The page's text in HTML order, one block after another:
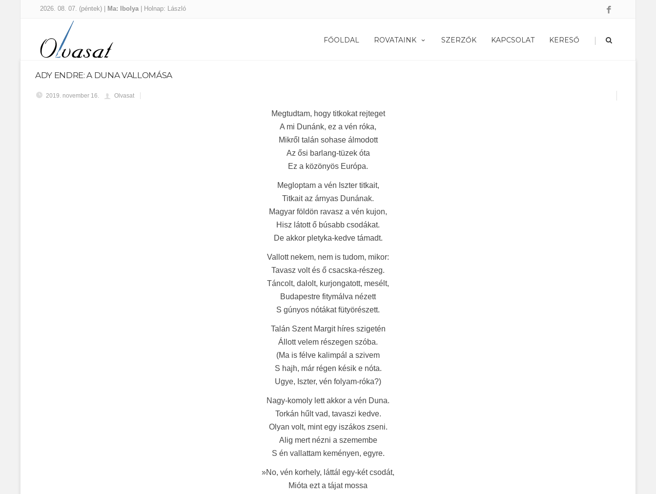
2026. 08. 07. (péntek) | Ma: Ibolya | Holnap: László
FŐOLDAL ROVATAINK SZERZŐK KAPCSOLAT KERESŐ |
ADY ENDRE: A DUNA VALLOMÁSA
2019. november 16. Olvasat
Megtudtam, hogy titkokat rejteget
A mi Dunánk, ez a vén róka,
Mikről talán sohase álmodott
Az ősi barlang-tüzek óta
Ez a közönyös Európa.
Megloptam a vén Iszter titkait,
Titkait az árnyas Dunának.
Magyar földön ravasz a vén kujon,
Hisz látott ő búsabb csodákat.
De akkor pletyka-kedve támadt.
Vallott nekem, nem is tudom, mikor:
Tavasz volt és ő csacska-részeg.
Táncolt, dalolt, kurjongatott, mesélt,
Budapestre fitymálva nézett
S gúnyos nótákat fütyörészett.
Talán Szent Margit híres szigetén
Állott velem részegen szóba.
(Ma is félve kalimpál a szivem
S hajh, már régen késik e nóta.
Ugye, Iszter, vén folyam-róka?)
Nagy-komoly lett akkor a vén Duna.
Torkán hűlt vad, tavaszi kedve.
Olyan volt, mint egy iszákos zseni.
Alig mert nézni a szemembe
S én vallattam keményen, egyre.
»No, vén korhely, láttál egy-két csodát,
Mióta ezt a tájat mossa